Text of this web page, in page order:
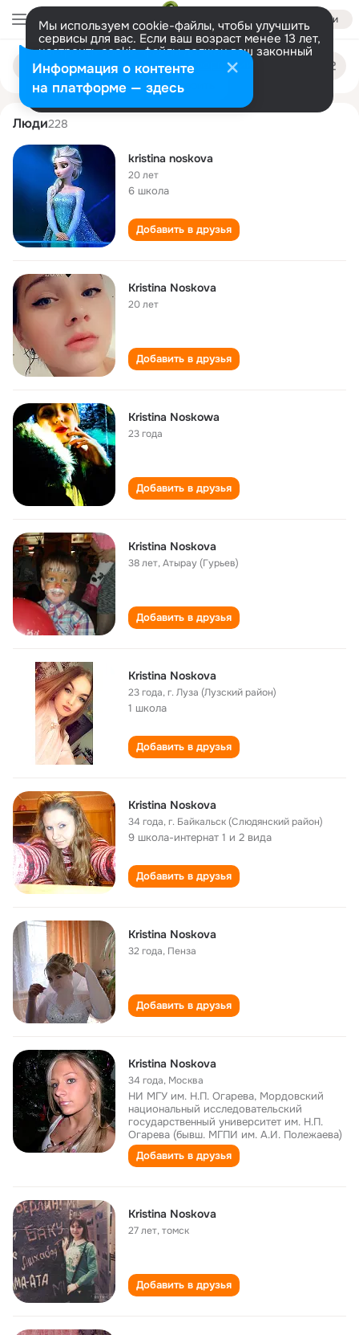
Войти
Мы используем cookie-файлы, чтобы улучшить
сервисы для вас. Если ваш возраст менее 13 лет,
настроить cookie-файлы должен ваш законный
представитель. Больше информации
Разрешить все Настроить
Поиск
людям
kristina noskova
Люди228
kristina noskova
20 лет
6 школа
Добавить в друзья
Kristina Noskova
20 лет
Добавить в друзья
Kristina Noskowa
23 года
Добавить в друзья
Kristina Noskova
38 лет,Атырау (Гурьев)
Добавить в друзья
Kristina Noskova
23 года,г. Луза (Лузский район)
1 школа
Добавить в друзья
Kristina Noskova
34 года,г. Байкальск (Слюдянский район)
9 школа-интернат 1 и 2 вида
Добавить в друзья
Kristina Noskova
32 года, Пенза
Добавить в друзья
Kristina Noskova
34 года, Москва
НИ МГУ им. Н.П. Огарева, Мордовский
национальный исследовательский
государственный университет им. Н.П.
Огарева (бывш. МГПИ им. А.И. Полежаева)
Добавить в друзья
Kristina Noskova
27 лет,томск
Добавить в друзья
Информация о контенте
на платформе — здесь